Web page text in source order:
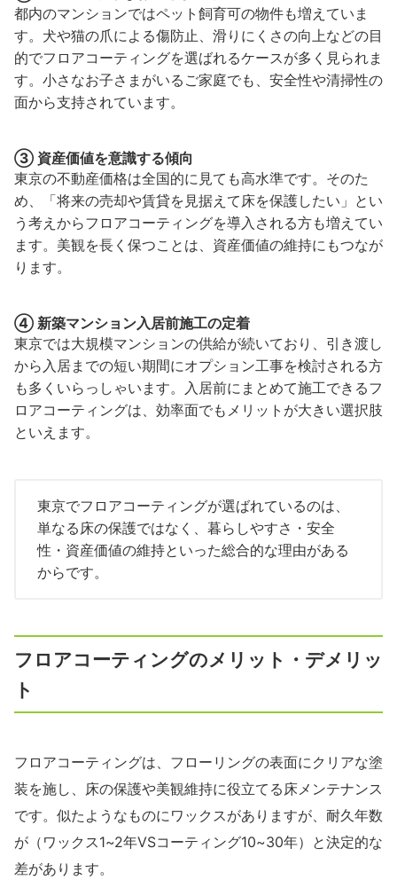
都内のマンションではペット飼育可の物件も増えていま
す。犬や猫の爪による傷防止、滑りにくさの向上などの目
的でフロアコーティングを選ばれるケースが多く見られま
す。小さなお子さまがいるご家庭でも、安全性や清掃性の
面から支持されています。
③ 資産価値を意識する傾向
東京の不動産価格は全国的に見ても高水準です。そのた
め、「将来の売却や賃貸を見据えて床を保護したい」とい
う考えからフロアコーティングを導入される方も増えてい
ます。美観を長く保つことは、資産価値の維持にもつなが
ります。
④ 新築マンション入居前施工の定着
東京では大規模マンションの供給が続いており、引き渡し
から入居までの短い期間にオプション工事を検討される方
も多くいらっしゃいます。入居前にまとめて施工できるフ
ロアコーティングは、効率面でもメリットが大きい選択肢
といえます。
東京でフロアコーティングが選ばれているのは、
単なる床の保護ではなく、暮らしやすさ・安全
性・資産価値の維持といった総合的な理由がある
からです。
フロアコーティングのメリット・デメリッ
ト
フロアコーティングは、フローリングの表面にクリアな塗
装を施し、床の保護や美観維持に役立てる床メンテナンス
です。似たようなものにワックスがありますが、耐久年数
が（ワックス1~2年VSコーティング10~30年）と決定的な
差があります。